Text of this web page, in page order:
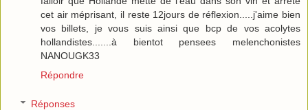
cet air méprisant, il reste 12jours de réflexion.....j'aime bien
vos billets, je vous suis ainsi que bcp de vos acolytes
hollandistes.......à bientot pensees melenchonistes
NANOUGK33
Répondre
Réponses